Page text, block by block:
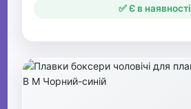
✅ Є в наявності